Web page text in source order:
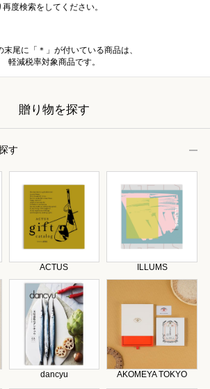
度検索をしてください。
末尾に「＊」が付いている商品は、
軽減税率対象商品です。
贈り物を探す
す
ACTUS ILLUMS
dancyu AKOMEYA TOKYO